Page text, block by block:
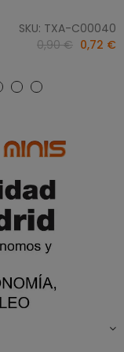
SKU: TXA-C00040
0,90 € 0,72 €